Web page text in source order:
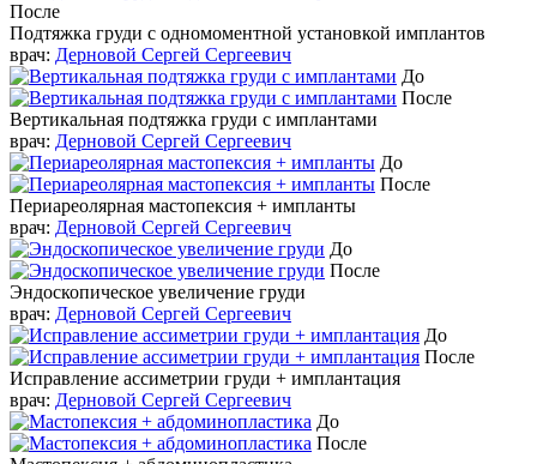
После
Подтяжка груди с одномоментной установкой имплантов
врач: Дерновой Сергей Сергеевич
До
После
Вертикальная подтяжка груди с имплантами
врач: Дерновой Сергей Сергеевич
До
После
Периареолярная мастопексия + импланты
врач: Дерновой Сергей Сергеевич
До
После
Эндоскопическое увеличение груди
врач: Дерновой Сергей Сергеевич
До
После
Исправление ассиметрии груди + имплантация
врач: Дерновой Сергей Сергеевич
До
После